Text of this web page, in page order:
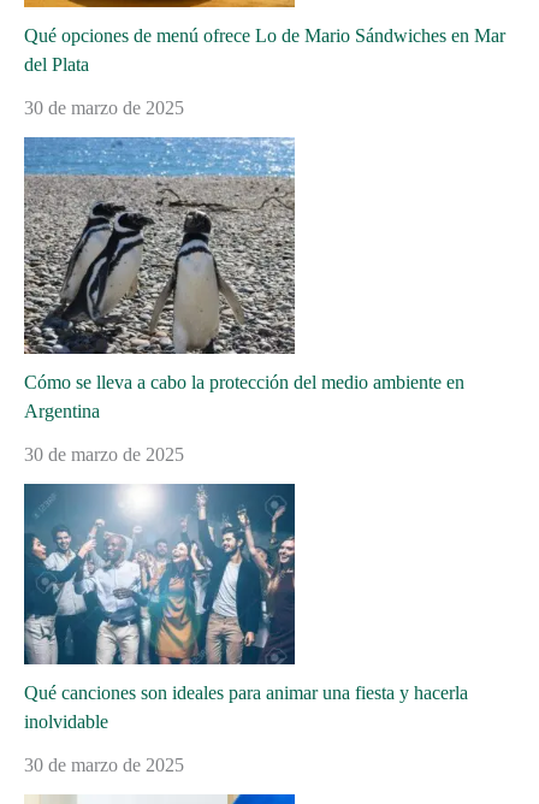
Qué opciones de menú ofrece Lo de Mario Sándwiches en Mar
del Plata
30 de marzo de 2025
Cómo se lleva a cabo la protección del medio ambiente en
Argentina
30 de marzo de 2025
Qué canciones son ideales para animar una fiesta y hacerla
inolvidable
30 de marzo de 2025